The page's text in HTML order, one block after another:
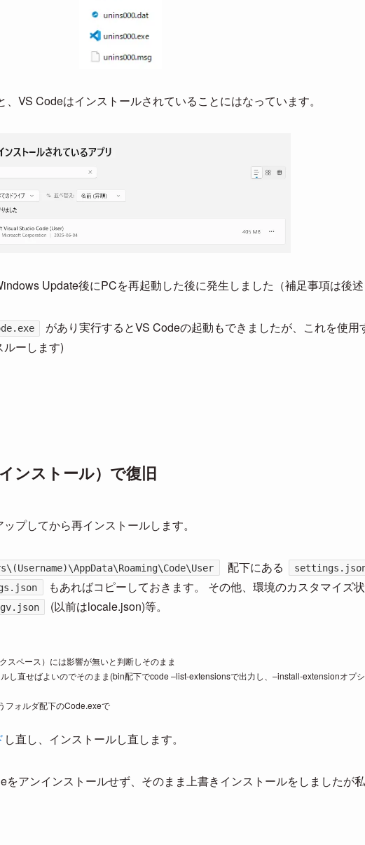
、VS Codeはインストールされていることにはなっています。
Update後にPCを再起動した後に発生しました（補足事項は後述
があり実行するとVS Codeの起動もできましたが、これを使用
ーします)
ンストール）で復旧
プしてから再インストールします。
配下にある
もあればコピーしておきます。 その他、環境のカスタマイズ
(以前はlocale.json)等。
スペース）には影響が無いと判断しそのまま
し直せばよいのでそのまま(bin配下でcode –list-extensionsで出力し、–install-extensionオプ
フォルダ配下のCode.exeで
し直し、インストールし直します。
をアンインストールせず、そのまま上書きインストールをしましたが